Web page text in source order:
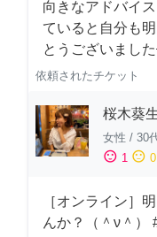
向きなアドバイ
ていると自分も
とうございまし
依頼されたチケット
桜木葵
女性 / 30
sentiment_satisfied 1 sentiment_neutral 0
［オンライン］
んか？（＾ν＾）